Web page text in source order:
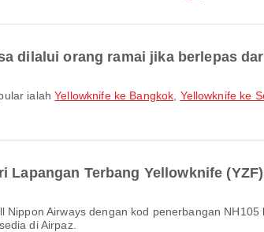
dilalui orang ramai jika berlepas
ialahYellowknife ke Bangkok Yellowknife ke
Lapangan Terbang Yellowknife
di Airpaz.